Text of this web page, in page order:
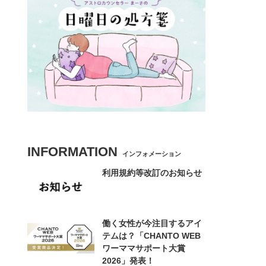
INFORMATION インフォメーション
利用規約等改訂のお知らせ
働く女性が今注目するアイ
テムは？「CHANTO WEB
ワーママサポート大賞
2026」発表！